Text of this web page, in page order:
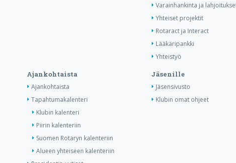
Varainhankinta ja
Yhteiset projektit
Rotaract ja Interact
Lääkäripankki
Yhteistyö
Ajankohtaista
Ajankohtaista
Tapahtumakalenteri
Klubin kalenteri
Piirin kalenteriin
Suomen Rotaryn kalenteriin
Alueen yhteiseen kalenteriin
Jäsenille
Jäsensivusto
Klubin omat ohjeet